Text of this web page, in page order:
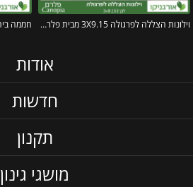
וילונות הצללה לפרגולה 3X9.15 מבית פלרם – Canopia
אודות
חדשות
תקנון
מושגי גינון